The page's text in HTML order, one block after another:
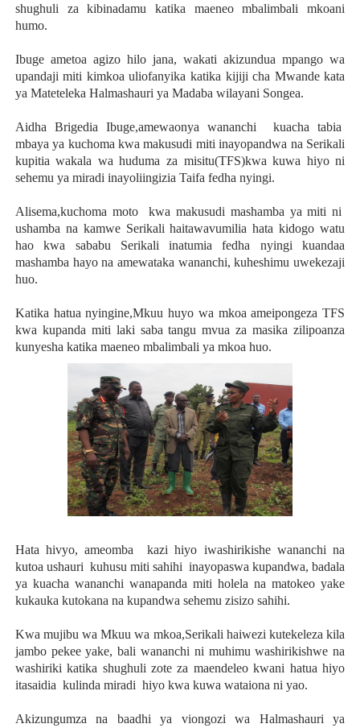
shughuli za kibinadamu katika maeneo mbalimbali mkoani
humo.
Ibuge ametoa agizo hilo jana, wakati akizundua mpango wa
upandaji miti kimkoa uliofanyika katika kijiji cha Mwande kata
ya Mateteleka Halmashauri ya Madaba wilayani Songea.
Aidha Brigedia Ibuge,amewaonya wananchi kuacha tabia
mbaya ya kuchoma kwa makusudi miti inayopandwa na Serikali
kupitia wakala wa huduma za misitu(TFS)kwa kuwa hiyo ni
sehemu ya miradi inayoliingizia Taifa fedha nyingi.
Alisema,kuchoma moto kwa makusudi mashamba ya miti ni
ushamba na kamwe Serikali haitawavumilia hata kidogo watu
hao kwa sababu Serikali inatumia fedha nyingi kuandaa
mashamba hayo na amewataka wananchi, kuheshimu uwekezaji
huo.
Katika hatua nyingine,Mkuu huyo wa mkoa ameipongeza TFS
kwa kupanda miti laki saba tangu mvua za masika zilipoanza
kunyesha katika maeneo mbalimbali ya mkoa huo.
Hata hivyo, ameomba kazi hiyo iwashirikishe wananchi na
kutoa ushauri kuhusu miti sahihi inayopaswa kupandwa, badala
ya kuacha wananchi wanapanda miti holela na matokeo yake
kukauka kutokana na kupandwa sehemu zisizo sahihi.
Kwa mujibu wa Mkuu wa mkoa,Serikali haiwezi kutekeleza kila
jambo pekee yake, bali wananchi ni muhimu washirikishwe na
washiriki katika shughuli zote za maendeleo kwani hatua hiyo
itasaidia kulinda miradi hiyo kwa kuwa wataiona ni yao.
Akizungumza na baadhi ya viongozi wa Halmashauri ya